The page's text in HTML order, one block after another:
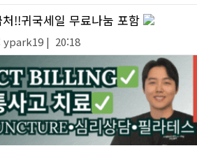
!!귀국세일 무료나눔 포함
ypark19 | 20:18